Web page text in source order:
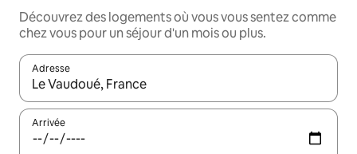
Découvrez des logements où vous vous sentez comme
chez vous pour un séjour d'un mois ou plus.
Adresse
Lorsque les résultats s'affichent, utilisez les flèches vers le
Arrivée